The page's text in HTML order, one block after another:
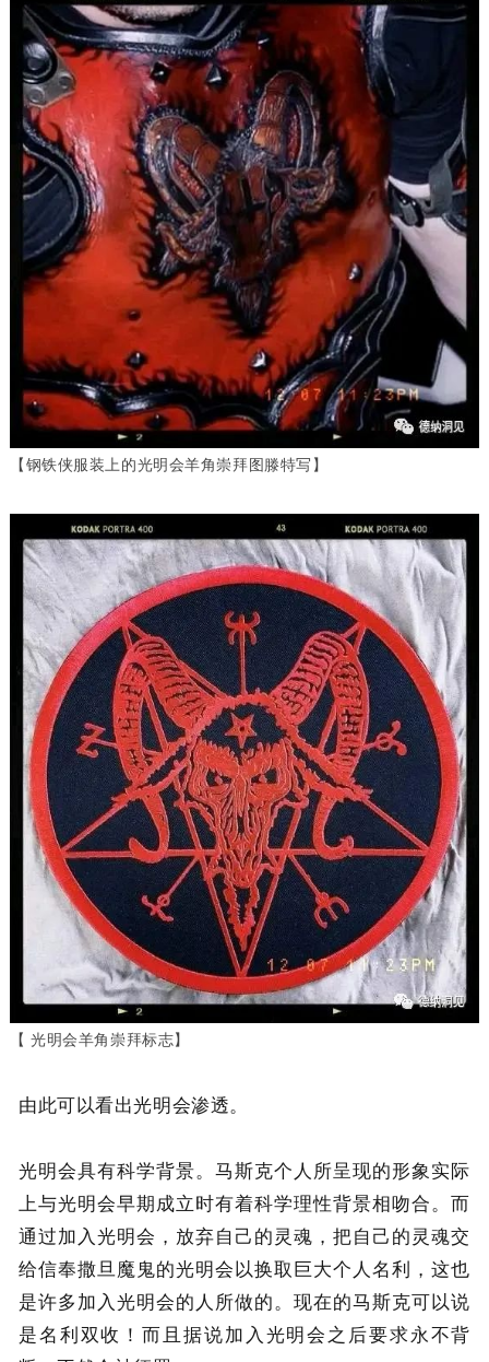
【钢铁侠服装上的光明会羊角崇拜图滕特写】
【 光明会羊角崇拜标志】
由此可以看出光明会渗透。
光明会具有科学背景。马斯克个人所呈现的形象实际
上与光明会早期成立时有着科学理性背景相吻合。而
通过加入光明会，放弃自己的灵魂，把自己的灵魂交
给信奉撒旦魔鬼的光明会以换取巨大个人名利，这也
是许多加入光明会的人所做的。现在的马斯克可以说
是名利双收！而且据说加入光明会之后要求永不背